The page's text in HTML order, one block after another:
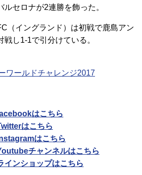
セロナが2連勝を飾った。
（イングランド）は初戦で鹿島アン
戦し1-1で引分けている。
ワールドチャレンジ2017
はこちら
はこちら
はこちら
チャンネルはこちら
インショップはこちら